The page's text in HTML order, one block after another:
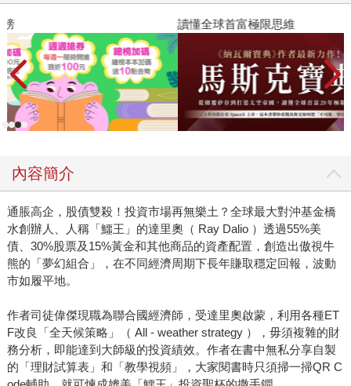
內容簡介
通脹高企，股債雙殺！投資市場再無樂土？全球最大對沖基金橋
水創辦人、人稱「鱷王」的達里奧（ Ray Dalio ）透過55%美
債、30%股票及15%黃金和其他商品的資產配置，創造出傲視牛
熊的「夢幻組合」，在不同經濟周期下長年賺取穩定回報，波動
市如履平地。
作者司徒偉傑現職為聯合國經濟師，受達里奧啟蒙，利用各種ET
F改良「全天候策略」（ All - weather strategy ），毋須複雜的財
務分析，即能達到大師級的投資績效。作者在書中無私分享自製
的「理財試算表」和「教學視頻」，大家閱書時只須掃一掃QR C